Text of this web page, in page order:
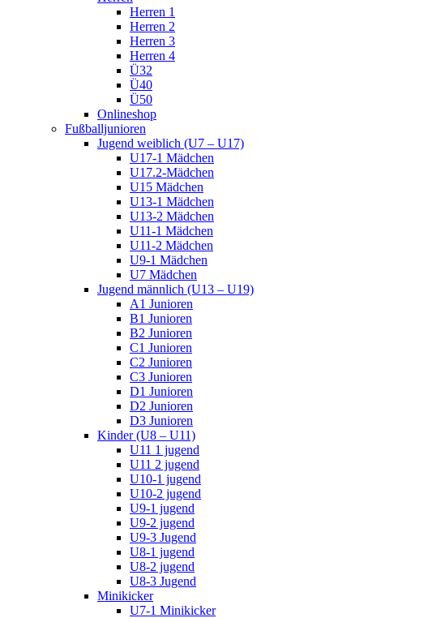
Herren 1
Herren 2
Herren 3
Herren 4
Ü32
Ü40
Ü50
Onlineshop
Fußballjunioren
Jugend weiblich (U7 – U17)
U17-1 Mädchen
U17.2-Mädchen
U15 Mädchen
U13-1 Mädchen
U13-2 Mädchen
U11-1 Mädchen
U11-2 Mädchen
U9-1 Mädchen
U7 Mädchen
Jugend männlich (U13 – U19)
A1 Junioren
B1 Junioren
B2 Junioren
C1 Junioren
C2 Junioren
C3 Junioren
D1 Junioren
D2 Junioren
D3 Junioren
Kinder (U8 – U11)
U11 1 jugend
U11 2 jugend
U10-1 jugend
U10-2 jugend
U9-1 jugend
U9-2 jugend
U9-3 Jugend
U8-1 jugend
U8-2 jugend
U8-3 Jugend
Minikicker
U7-1 Minikicker